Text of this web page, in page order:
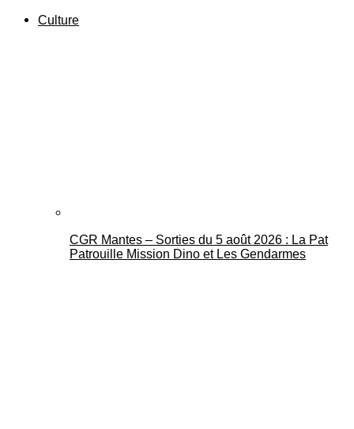
Culture
CGR Mantes – Sorties du 5 août 2026 : La Pat
Patrouille Mission Dino et Les Gendarmes